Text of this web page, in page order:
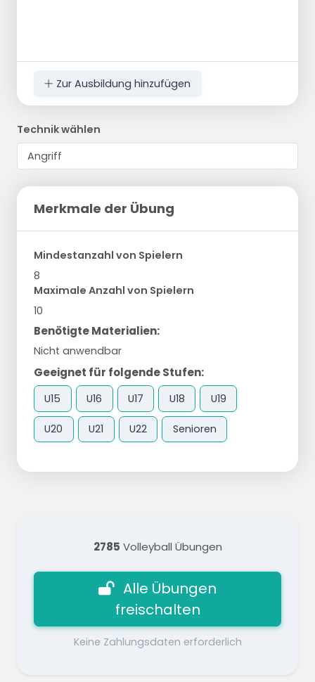
Zur Ausbildung hinzufügen
Technik wählen
Merkmale der Übung
Mindestanzahl von Spielern
8
Maximale Anzahl von Spielern
10
Benötigte Materialien:
Nicht anwendbar
Geeignet für folgende Stufen:
U15 U16 U17 U18 U19
U20 U21 U22 Senioren
2785 Volleyball Übungen
Alle Übungen
freischalten
Keine Zahlungsdaten erforderlich